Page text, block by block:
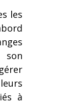
les
à